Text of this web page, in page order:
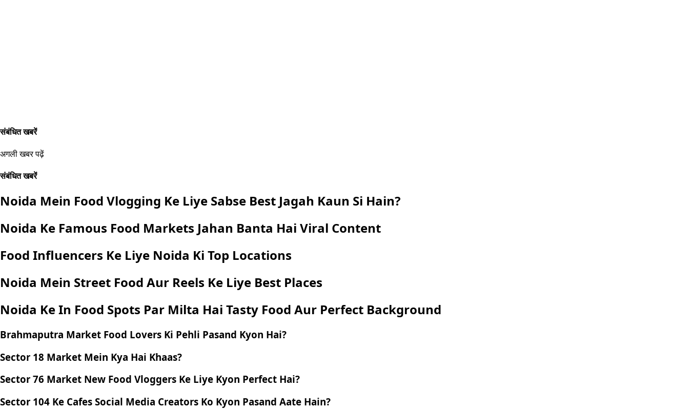
संबंधित खबरें
अगली खबर पढ़ें
संबंधित खबरें
Noida Mein Food Vlogging Ke Liye Sabse Best Jagah Kaun Si Hain?
Noida Ke Famous Food Markets Jahan Banta Hai Viral Content
Food Influencers Ke Liye Noida Ki Top Locations
Noida Mein Street Food Aur Reels Ke Liye Best Places
Noida Ke In Food Spots Par Milta Hai Tasty Food Aur Perfect Background
Brahmaputra Market Food Lovers Ki Pehli Pasand Kyon Hai?
Sector 18 Market Mein Kya Hai Khaas?
Sector 76 Market New Food Vloggers Ke Liye Kyon Perfect Hai?
Sector 104 Ke Cafes Social Media Creators Ko Kyon Pasand Aate Hain?